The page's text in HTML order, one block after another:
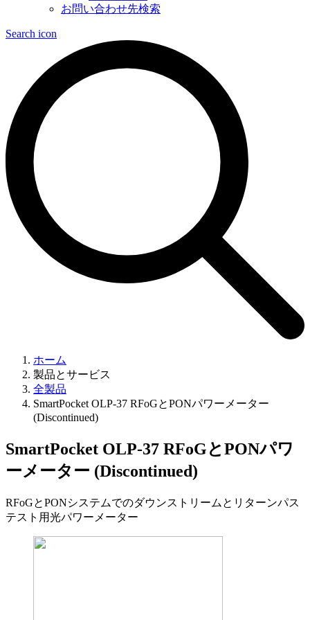
お問い合わせ先検索
Search icon
ホーム
製品とサービス
全製品
SmartPocket OLP-37 RFoGとPONパワーメーター
(Discontinued)
SmartPocket OLP-37 RFoGとPONパワ
ーメーター (Discontinued)
RFoGとPONシステムでのダウンストリームとリターンパス
テスト用光パワーメーター